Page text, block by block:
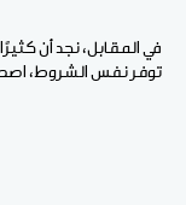
في المقابل، نجد أن
توفر نفس الشروط،